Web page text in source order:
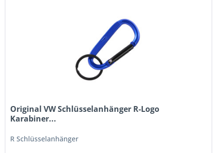
Original VW Schlüsselanhänger R-Logo
Karabiner...
R Schlüsselanhänger